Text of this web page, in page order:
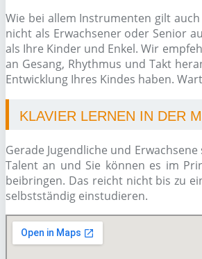
Wie bei allem Instrumenten gilt
nicht als Erwachsener oder Senior
als Ihre Kinder und Enkel. Wir
an Gesang, Rhythmus und Takt
Entwicklung Ihres Kindes haben.
KLAVIER LERNEN IN DER
Gerade Jugendliche und
Talent an und Sie können es im
beibringen. Das reicht nicht bis zu
selbstständig einstudieren.